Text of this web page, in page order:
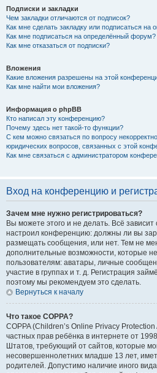
Подписки и закладки
Чем закладки отличаются от подписок?
Как мне сделать закладку или подписаться на
Как мне подписаться на определённый форум?
Как мне отказаться от подписки?
Вложения
Какие вложения разрешены на этой
Как мне найти мои вложения?
Информация о phpBB
Кто написал эту конференцию?
Почему здесь нет такой-то функции?
С кем можно связаться по вопросу
юридических вопросов, связанных с этой
Как мне связаться с администратором
Вход на конференцию и
Зачем мне нужно регистрироваться?
Вы можете этого и не делать. Всё зависит
настроил конференцию: должны ли вы
размещать сообщения, или нет. Тем не
дополнительные возможности, которые
пользователям: аватары, личные
участие в группах и т. д. Регистрация
поэтому мы рекомендуем это сделать.
Вернуться к началу
Что такое COPPA?
COPPA (Children’s Online Privacy
частных прав ребёнка в интернете от
Штатов, требующий от сайтов, которые
несовершеннолетних младше 13 лет,
родителей. Допустимо наличие иного